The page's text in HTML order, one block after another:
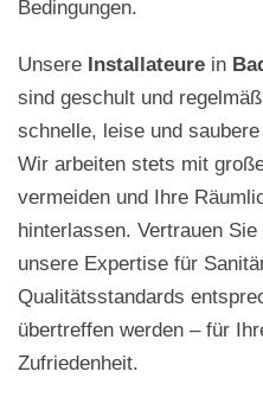
Bedingungen.
Unsere Installateure in
sind geschult und
schnelle, leise und
Wir arbeiten stets mit
vermeiden und Ihre
hinterlassen. Vertrauen
unsere Expertise für
Qualitätsstandards
übertreffen werden – für
Zufriedenheit.